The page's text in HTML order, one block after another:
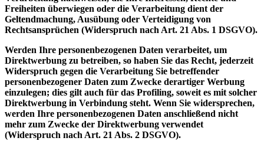
Freiheiten überwiegen oder die Verarbeitung dient der
Geltendmachung, Ausübung oder Verteidigung von
Rechtsansprüchen (Widerspruch nach Art. 21 Abs. 1 DSGVO).
Werden Ihre personenbezogenen Daten verarbeitet, um
Direktwerbung zu betreiben, so haben Sie das Recht, jederzeit
Widerspruch gegen die Verarbeitung Sie betreffender
personenbezogener Daten zum Zwecke derartiger Werbung
einzulegen; dies gilt auch für das Profiling, soweit es mit solcher
Direktwerbung in Verbindung steht. Wenn Sie widersprechen,
werden Ihre personenbezogenen Daten anschließend nicht
mehr zum Zwecke der Direktwerbung verwendet
(Widerspruch nach Art. 21 Abs. 2 DSGVO).